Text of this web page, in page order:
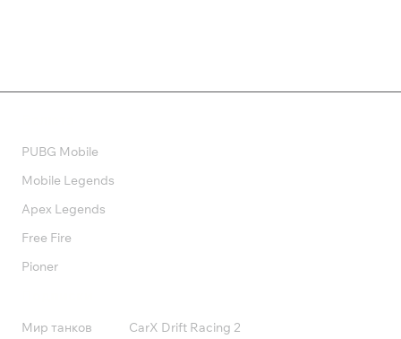
PUBG Mobile
Mobile Legends
Apex Legends
Free Fire
Pioner
Мир танков
CarX Drift Racing 2